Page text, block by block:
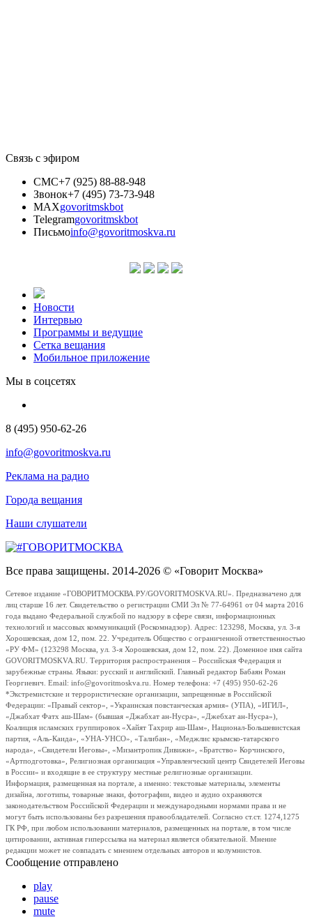
Связь с эфиром
СМС+7 (925) 88-88-948
Звонок+7 (495) 73-73-948
MAXgovoritmskbot
Telegramgovoritmskbot
Письмоinfo@govoritmoskva.ru
Новости
Интервью
Программы и ведущие
Сетка вещания
Мобильное приложение
Мы в соцсетях
8 (495) 950-62-26
info@govoritmoskva.ru
Реклама на радио
Города вещания
Наши слушатели
Все права защищены. 2014-2026 © «Говорит Москва»
Сетевое издание «ГОВОРИТМОСКВА.РУ/GOVORITMOSKVA.RU». Предназначено для
лиц старше 16 лет. Свидетельство о регистрации СМИ Эл № 77-64961 от 04 марта 2016
года выдано Федеральной службой по надзору в сфере связи, информационных
технологий и массовых коммуникаций (Роскомнадзор). Адрес: 123298, Москва, ул. 3-я
Хорошевская, дом 12, пом. 22. Учредитель Общество с ограниченной ответственностью
«РУ ФМ» (123298 Москва, ул. 3-я Хорошевская, дом 12, пом. 22). Доменное имя сайта
GOVORITMOSKVA.RU. Территория распространения – Российская Федерация и
зарубежные страны. Языки: русский и английский. Главный редактор Бабаян Роман
Георгиевич. Email: info@govoritmoskva.ru. Номер телефона: +7 (495) 950-62-26
*Экстремистские и террористические организации, запрещенные в Российской
Федерации: «Правый сектор», «Украинская повстанческая армия» (УПА), «ИГИЛ»,
«Джабхат Фатх аш-Шам» (бывшая «Джабхат ан-Нусра», «Джебхат ан-Нусра»),
Коалиция исламских группировок «Хайят Тахрир аш-Шам», Национал-Большевистская
партия, «Аль-Каида», «УНА-УНСО», «Талибан», «Меджлис крымско-татарского
народа», «Свидетели Иеговы», «Мизантропик Дивижн», «Братство» Корчинского,
«Артподготовка», Религиозная организация «Управленческий центр Свидетелей Иеговы
в России» и входящие в ее структуру местные религиозные организации.
Информация, размещенная на портале, а именно: текстовые материалы, элементы
дизайна, логотипы, товарные знаки, фотографии, видео и аудио охраняются
законодательством Российской Федерации и международными нормами права и не
могут быть использованы без разрешения правообладателей. Согласно ст.ст. 1274,1275
ГК РФ, при любом использовании материалов, размещенных на портале, в том числе
цитировании, активная гиперссылка на материал является обязательной. Мнение
редакции может не совпадать с мнением отдельных авторов и колумнистов.
Сообщение отправлено
play
pause
mute